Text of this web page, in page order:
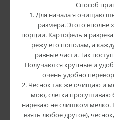
Способ
1. Для начала я очищаю
размера. Этого вполне
порции. Картофель я
режу его пополам, а
равные части. Так
Получаются крупные и
очень удобно
2. Чеснок так же очищаю и
мою, слегка
нарезаю не слишком
взять любое другое),